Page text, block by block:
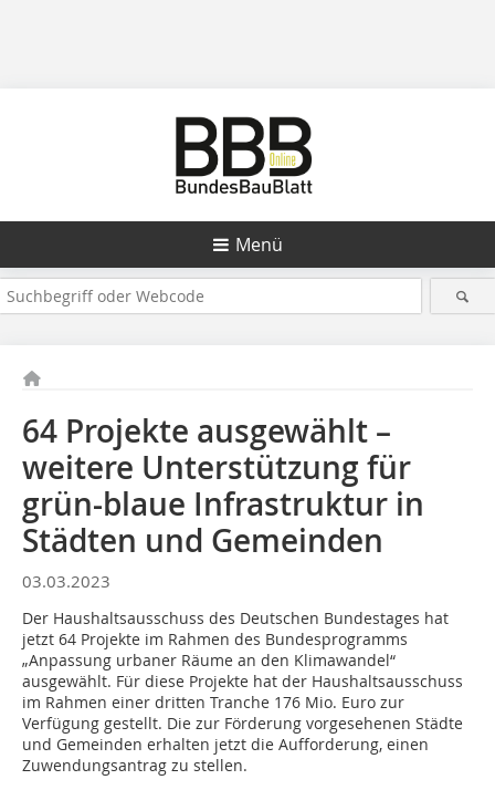
Menü
64 Projekte ausgewählt –
weitere Unterstützung für
grün-blaue Infrastruktur in
Städten und Gemeinden
03.03.2023
Der Haushaltsausschuss des Deutschen Bundestages hat
jetzt 64 Projekte im Rahmen des Bundesprogramms
„Anpassung urbaner Räume an den Klimawandel“
ausgewählt. Für diese Projekte hat der Haushaltsausschuss
im Rahmen einer dritten Tranche 176 Mio. Euro zur
Verfügung gestellt. Die zur Förderung vorgesehenen Städte
und Gemeinden erhalten jetzt die Aufforderung, einen
Zuwendungsantrag zu stellen.